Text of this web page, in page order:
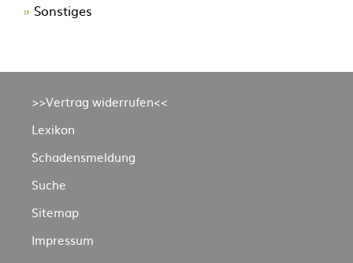
Sonstiges
>>Vertrag widerrufen<<
Lexikon
Schadensmeldung
Suche
Sitemap
Impressum